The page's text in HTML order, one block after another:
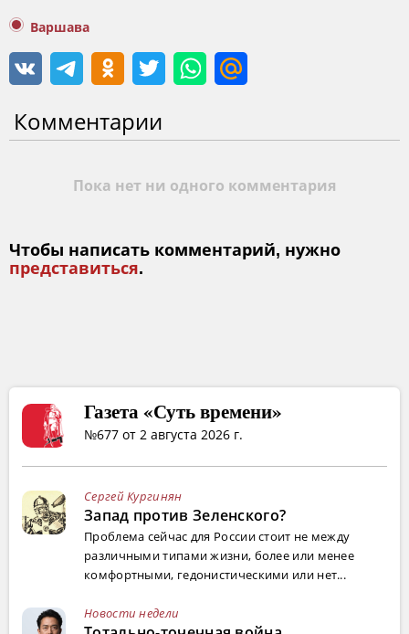
Варшава
Комментарии
Пока нет ни одного комментария
Чтобы написать комментарий, нужно
представиться.
Газета «Суть времени»
№677 от 2 августа 2026 г.
Сергей Кургинян
Запад против Зеленского?
Проблема сейчас для России стоит не между
различными типами жизни, более или менее
комфортными, гедонистическими или нет...
Новости недели